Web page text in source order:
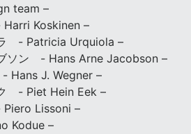
team –
Koskinen –
- Patricia Urquiola –
ソン - Hans Arne Jacobson –
Hans J. Wegner –
- Piet Hein Eek –
Lissoni –
Kodue –